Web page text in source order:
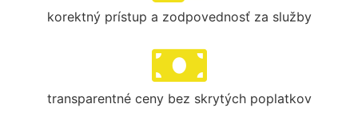
korektný prístup a zodpovednosť za služby
transparentné ceny bez skrytých poplatkov